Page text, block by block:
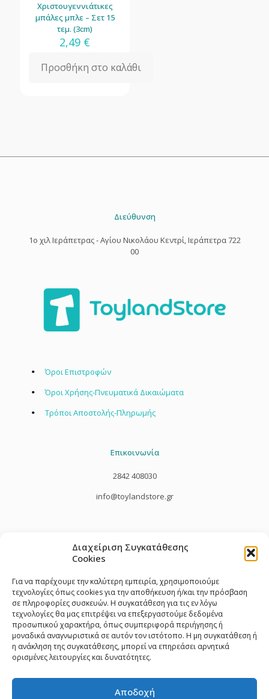
Διαχείριση Συγκατάθεσης
Cookies
Για να παρέχουμε την καλύτερη εμπειρία, χρησιμοποιούμε
τεχνολογίες όπως cookies για την αποθήκευση ή/και την πρόσβαση
σε πληροφορίες συσκευών. Η συγκατάθεση για τις εν λόγω
τεχνολογίες θα μας επιτρέψει να επεξεργαστούμε δεδομένα
προσωπικού χαρακτήρα, όπως συμπεριφορά περιήγησης ή
μοναδικά αναγνωριστικά σε αυτόν τον ιστότοπο. Η μη συγκατάθεση ή
η ανάκληση της συγκατάθεσης, μπορεί να επηρεάσει αρνητικά
ορισμένες λειτουργίες και δυνατότητες.
Αποδοχή
Χριστουγεννιάτικες
μπάλες μπλε – Σετ 15
τεμ. (3cm)
2,49 €
Προσθήκη στο καλάθι
Διεύθυνση
1o χιλ Ιεράπετρας - Αγίου Νικολάου Κεντρί, Ιεράπετρα 722
00
Όροι Επιστροφών
Όροι Χρήσης-Πνευματικά Δικαιώματα
Τρόποι Αποστολής-Πληρωμής
Επικοινωνία
2842 408030
info@toylandstore.gr